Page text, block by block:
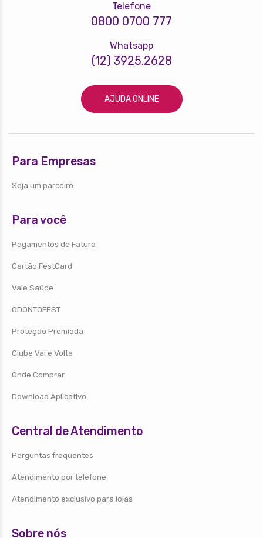
Telefone
0800 0700 777
Whatsapp
(12) 3925.2628
AJUDA ONLINE
Para Empresas
Seja um parceiro
Para você
Pagamentos de Fatura
Cartão FestCard
Vale Saúde
ODONTOFEST
Proteção Premiada
Clube Vai e Volta
Onde Comprar
Download Aplicativo
Central de Atendimento
Perguntas frequentes
Atendimento por telefone
Atendimento exclusivo para lojas
Sobre nós